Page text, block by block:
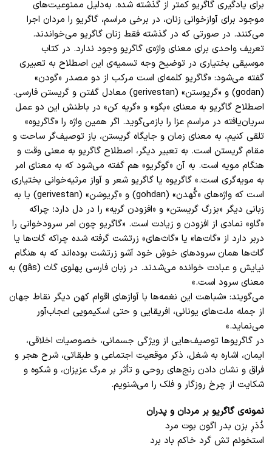
برای یادگیری گاگریو کمتر از گذشته شده. به‌دلیل ممنوعیت‌های
موجود برای آوازخوانی زنان، در برخی مراسم، گاگریو را مردان اجرا
می‌کنند. در‌ صورتی که در گذشته فقط زنان گاگریو می‌خواندند.
تعریف واحدی برای معنای واژه‌ی گاگریو وجود ندارد. در کتاب
موسیقی بختیاری در توضیح وجه تسمیه‌ی این اصطلاح به تعبیری
گفته می‌شود: «گاگریو کلمه‌ای است مرکب از دو مصدر «گودن»
(godan) و «گریوستن» (gerivestan) معادل گفتن و گریستن فارسی.
اصطلاح گاگریو به معنای «بگو» و «گریه کن» در باطنش این دو عمل
سریان‌یافته در مراسم عزا را بازمی‌گوید. اگر همین واژه را «گاگریوه»
تلقی کنیم، به معنای زمان و جایگاه گریستن، باز توصیف‌گر ساحت و
مقام گریستن است. به تعبیر دیگر، اصطلاح گاگریو به معنی وقت و
هنگام مویه ‌است. به آن «گوگریو» هم گفته می‌شود که به معنای امر
به مویه‌گری است.» گاگریوه یا گاگریو شعر و آواز مرثیه‌خوانی بختیاری
است که واژه‌های «گُهدن» (gohdan) و «گِریوسَن» (gerivestan) یا به
زبانی دیگر «بزرگ گریستن» و «افزودن گریه» را در دل دارد؛ چراکه
«گاو» نمادی از افزودن و زیادت است. «گاگریو چون امر سرود‌خوانی را
دربر دارد از «گات‌ها» یا «گاث‌های» زرتشت گرفته شده‌ چراکه گات‌ها یا
گاث‌ها همان سرودهای خوشِ خود آشو زرتشت بوده‌اند که به هنگام
نیایش و عبادت خوانده می‌شدند. در زبان‌ فارسی پهلوی گاث (gâs) به
معنای سرود ‌است.»
می‌گویند: «شباهت این نغمه‌ها با آوازهای اقوام کهن دیگر نقاط جهان
از جمله ملت‌های یونانی، افریقایی و حتی اسکیمویی اعجاب‌آور
می‌نماید.»
در گاگریو‌ها توصیف‌هایی از ویژگی‌ جسمانی، خصوصیات اخلاقی،
ایمان، اشاره به شغل، ذکر موقعیت اجتماعی و طبقاتی، شرح هجر و
فراق و نشان‌ دادن رنج‌های روحی و تأثر بر مرگ عزیزان، و شکوه و
شکایت از چرخ روزگار و فلک را می‌شنویم.
نمونه‌ی گاگریو بر مردان و پدران
دُدَرِ بزن بدر اگون بوت مرد
استخونم تش گرد خاکم باد برد